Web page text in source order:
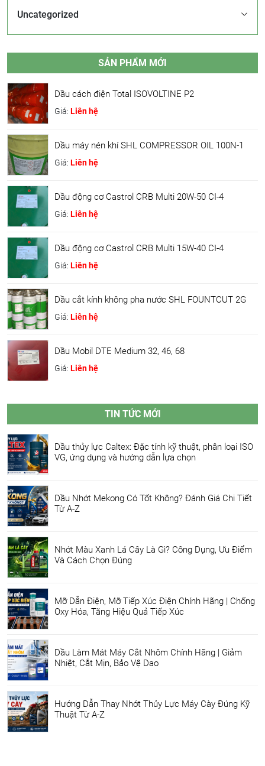
Uncategorized
SẢN PHẨM MỚI
Dầu cách điện Total ISOVOLTINE P2
Giá: Liên hệ
Dầu máy nén khí SHL COMPRESSOR OIL 100N-1
Giá: Liên hệ
Dầu động cơ Castrol CRB Multi 20W-50 CI-4
Giá: Liên hệ
Dầu động cơ Castrol CRB Multi 15W-40 CI-4
Giá: Liên hệ
Dầu cắt kính không pha nước SHL FOUNTCUT 2G
Giá: Liên hệ
Dầu Mobil DTE Medium 32, 46, 68
Giá: Liên hệ
TIN TỨC MỚI
Dầu thủy lực Caltex: Đặc tính kỹ thuật, phân loại ISO
VG, ứng dụng và hướng dẫn lựa chọn
Dầu Nhớt Mekong Có Tốt Không? Đánh Giá Chi Tiết
Từ A-Z
Nhớt Màu Xanh Lá Cây Là Gì? Công Dụng, Ưu Điểm
Và Cách Chọn Đúng
Mỡ Dẫn Điện, Mỡ Tiếp Xúc Điện Chính Hãng | Chống
Oxy Hóa, Tăng Hiệu Quả Tiếp Xúc
Dầu Làm Mát Máy Cắt Nhôm Chính Hãng | Giảm
Nhiệt, Cắt Mịn, Bảo Vệ Dao
Hướng Dẫn Thay Nhớt Thủy Lực Máy Cày Đúng Kỹ
Thuật Từ A-Z